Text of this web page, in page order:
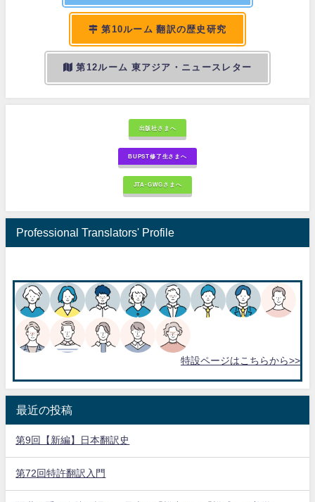
第10ルーム 翻訳の歴史研究
第12ルーム 東アジア・ニュースレター
出版社さまへ
BUPST修了生さまへ
JTA-GWGさまへ
Professional Translators' Profile
特設ページはこちらから>>
最近の投稿
第9回【新編】日本翻訳史
第72回特許翻訳入門